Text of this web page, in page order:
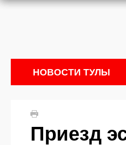
НОВОСТИ ТУЛЫ
Приезд